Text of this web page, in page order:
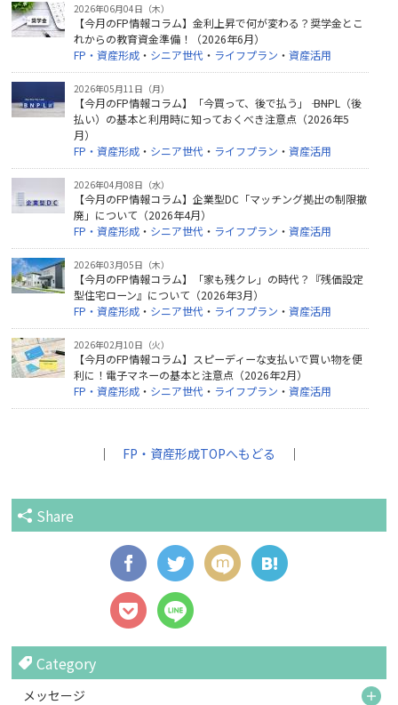
2026年06月04日（木）
【今月のFP情報コラム】金利上昇で何が変わる？奨学金とこ
れからの教育資金準備！（2026年6月）
FP・資産形成 ・ シニア世代 ・ ライフプラン ・資産活用
2026年05月11日（月）
【今月のFP情報コラム】「今買って、後で払う」 ―― BNPL（後
払い）の基本と利用時に知っておくべき注意点（2026年5
月）
FP・資産形成 ・ シニア世代 ・ ライフプラン ・資産活用
2026年04月08日（水）
【今月のFP情報コラム】企業型DC「マッチング拠出の制限撤
廃」について（2026年4月）
FP・資産形成 ・ シニア世代 ・ ライフプラン ・資産活用
2026年03月05日（木）
【今月のFP情報コラム】「家も残クレ」の時代？『残価設定
型住宅ローン』について（2026年3月）
FP・資産形成 ・ シニア世代 ・ ライフプラン ・資産活用
2026年02月10日（火）
【今月のFP情報コラム】スピーディーな支払いで買い物を便
利に！電子マネーの基本と注意点（2026年2月）
FP・資産形成 ・ シニア世代 ・ ライフプラン ・資産活用
｜ FP・資産形成TOPへもどる ｜
Share
Category
メッセージ